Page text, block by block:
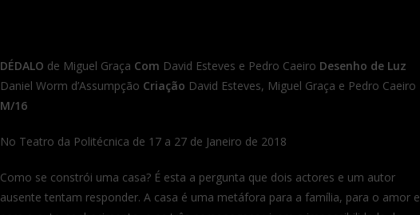
DÉDALO de Miguel Graça Com David Esteves e Pedro Caeiro Desenho de Luz
Daniel Worm d’Assumpção Criação David Esteves, Miguel Graça e Pedro Caeiro
M/16
No Teatro da Politécnica de 17 a 27 de Janeiro de 2018
Como se constrói uma casa? É esta a pergunta que dois actores e um autor
ausente tentam responder. A casa é uma metáfora para a família, para o amor e